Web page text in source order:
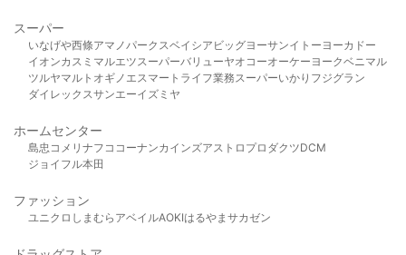
スーパー
いなげや西條アマノパークスベイシア ビッグヨーサンイトーヨーカドー
イオンカスミ マルエツスーパーバリューヤオコーオーケー ヨークベニマル
ツルヤマルト オギノ エスマート ライフ業務スーパーいかり フジグラン
ダイレックスサンエーイズミヤ
ホームセンター
島忠 コメリ ナフコ コーナンカインズアストロプロダクツDCM
ジョイフル本田
ファッション
ユニクロ しまむら アベイルAOKIはるやま サカゼン